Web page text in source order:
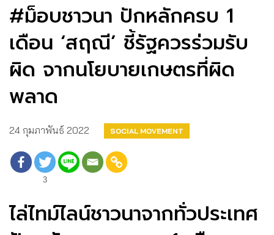
#ม็อบชาวนา ปักหลักครบ 1
เดือน ‘สฤณี’ ชี้รัฐควรร่วมรับ
ผิด จากนโยบายเกษตรที่ผิด
พลาด
24 กุมภาพันธ์ 2022 SOCIAL MOVEMENT
3
ไล่ไทม์ไลน์ชาวนาจากทั่วประเทศ